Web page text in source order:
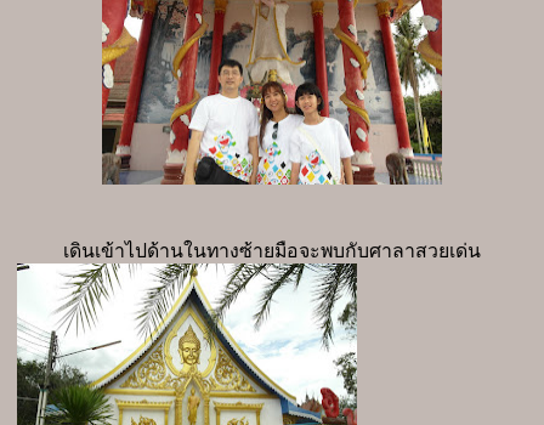
เดินเข้าไปด้านในทางซ้ายมือจะพบกับศาลาสวยเด่น